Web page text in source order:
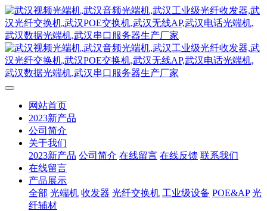
网站首页
2023新产品
公司简介
关于我们
2023新产品 公司简介 在线留言 在线反馈 联系我们
在线留言
产品展示
全部 光端机 收发器 光纤交换机 工业级设备 POE&AP 光
纤辅材